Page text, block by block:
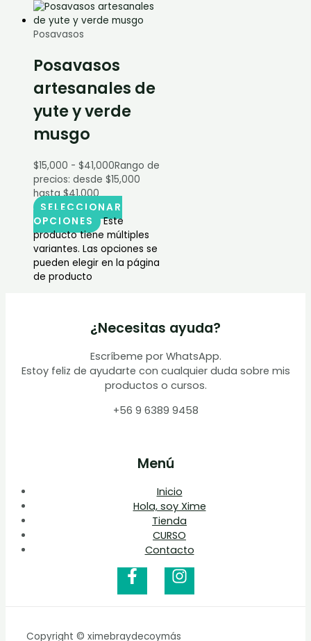
Posavasos
Posavasos
artesanales de
yute y verde
musgo
$15,000 - $41,000Rango de
precios: desde $15,000
hasta $41,000
SELECCIONAR
OPCIONES
Este
producto tiene múltiples
variantes. Las opciones se
pueden elegir en la página
de producto
¿Necesitas ayuda?
Escríbeme por WhatsApp.
Estoy feliz de ayudarte con cualquier duda sobre mis
productos o cursos.
+56 9 6389 9458
Menú
Inicio
Hola, soy Xime
Tienda
CURSO
Contacto
Copyright © ximebraydecoymás